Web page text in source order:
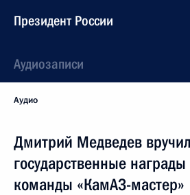
Президент России
Аудиозаписи
Аудио
Дмитрий Медведев вручил
государственные
команды «КамАЗ-мастер»